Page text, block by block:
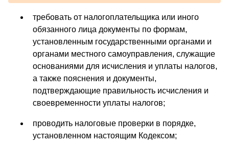
требовать от налогоплательщика или иного
обязанного лица документы по формам,
установленным государственными органами и
органами местного самоуправления, служащие
основаниями для исчисления и уплаты налогов,
а также пояснения и документы,
подтверждающие правильность исчисления и
своевременности уплаты налогов;
проводить налоговые проверки в порядке,
установленном настоящим Кодексом;